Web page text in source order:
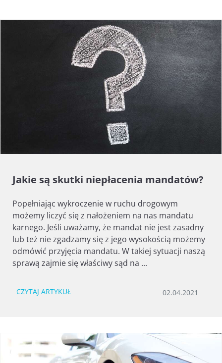
Jakie są skutki niepłacenia mandatów?
Popełniając wykroczenie w ruchu drogowym
możemy liczyć się z nałożeniem na nas mandatu
karnego. Jeśli uważamy, że mandat nie jest zasadny
lub też nie zgadzamy się z jego wysokością możemy
odmówić przyjęcia mandatu. W takiej sytuacji naszą
sprawą zajmie się właściwy sąd na ...
02.04.2021
CZYTAJ ARTYKUŁ